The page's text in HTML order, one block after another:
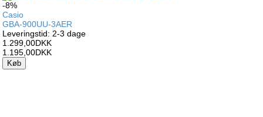
-8%
Casio
GBA-900UU-3AER
Leveringstid: 2-3 dage
1.299,00DKK
1.195,00DKK
Køb